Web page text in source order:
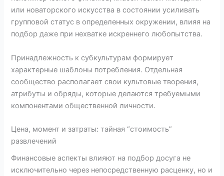
или новаторского искусства в состоянии усиливать
групповой статус в определенных окружении, влияя на
подбор даже при нехватке искреннего любопытства.
Принадлежность к субкультурам формирует
характерные шаблоны потребления. Отдельная
сообщество располагает свои культовые творения,
атрибуты и обряды, которые делаются требуемыми
компонентами общественной личности.
Цена, момент и затраты: тайная “стоимость”
развлечений
Финансовые аспекты влияют на подбор досуга не
исключительно через непосредственную расценку, но и